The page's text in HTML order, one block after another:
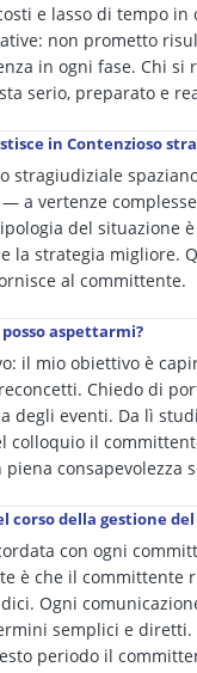
e lasso di tempo
non prometto
in ogni fase. Chi
serio, preparato e
in Contenzioso
stragiudiziale
a vertenze
del situazione
la strategia migliore.
al committente.
aspettarmi?
il mio obiettivo è
Chiedo di
eventi. Da lì
il
consapevolezza
della gestione del
con ogni
è che il
Ogni
semplici e
periodo il